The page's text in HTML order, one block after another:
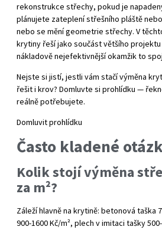
rekonstrukce střechy, pokud je
plánujete zateplení střešního pláště
nebo se mění geometrie střechy. V
krytiny řeší jako součást většího
nákladově nejefektivnější okamžik to
Nejste si jistí, jestli vám stačí výměna
řešit i krov? Domluvte si prohlídku —
reálně potřebujete.
Domluvit prohlídku
Často kladené
Kolik stojí výměna
za m²?
Záleží hlavně na krytině: betonová taška
900-1600 Kč/m², plech v imitaci tašky